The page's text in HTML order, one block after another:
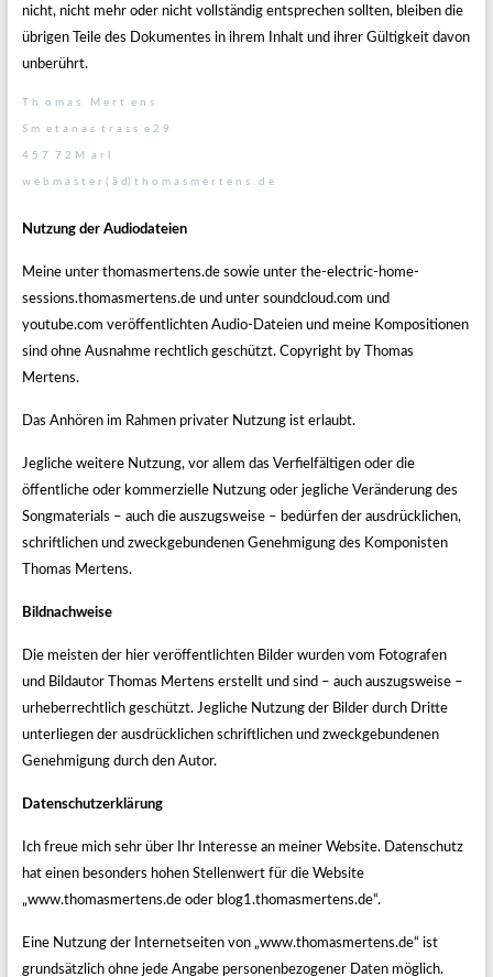
nicht, nicht mehr oder nicht vollständig entsprechen sollten, bleiben die
übrigen Teile des Dokumentes in ihrem Inhalt und ihrer Gültigkeit davon
unberührt.
T h o m a s M e r t e n s
S m e t a n a s t r a s s e 2 9
4 5 7 7 2 M a r l
w e b m a s t e r ( ä d) t h o m a s m e r t e n s . d e
Nutzung der Audiodateien
Meine unter thomasmertens.de sowie unter the-electric-home-
sessions.thomasmertens.de und unter soundcloud.com und
youtube.com veröffentlichten Audio-Dateien und meine Kompositionen
sind ohne Ausnahme rechtlich geschützt. Copyright by Thomas
Mertens.
Das Anhören im Rahmen privater Nutzung ist erlaubt.
Jegliche weitere Nutzung, vor allem das Verfielfältigen oder die
öffentliche oder kommerzielle Nutzung oder jegliche Veränderung des
Songmaterials – auch die auszugsweise – bedürfen der ausdrücklichen,
schriftlichen und zweckgebundenen Genehmigung des Komponisten
Thomas Mertens.
Bildnachweise
Die meisten der hier veröffentlichten Bilder wurden vom Fotografen
und Bildautor Thomas Mertens erstellt und sind – auch auszugsweise –
urheberrechtlich geschützt. Jegliche Nutzung der Bilder durch Dritte
unterliegen der ausdrücklichen schriftlichen und zweckgebundenen
Genehmigung durch den Autor.
Datenschutzerklärung
Ich freue mich sehr über Ihr Interesse an meiner Website. Datenschutz
hat einen besonders hohen Stellenwert für die Website
„www.thomasmertens.de oder blog1.thomasmertens.de“.
Eine Nutzung der Internetseiten von „www.thomasmertens.de“ ist
grundsätzlich ohne jede Angabe personenbezogener Daten möglich.